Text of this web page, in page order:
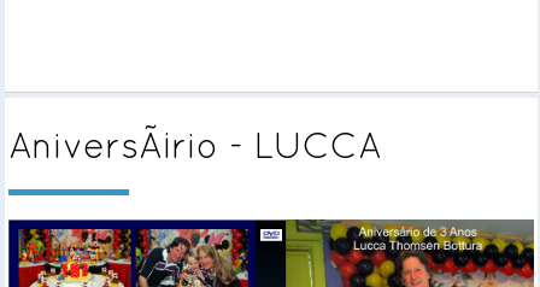
AniversÃ¡rio - LUCCA